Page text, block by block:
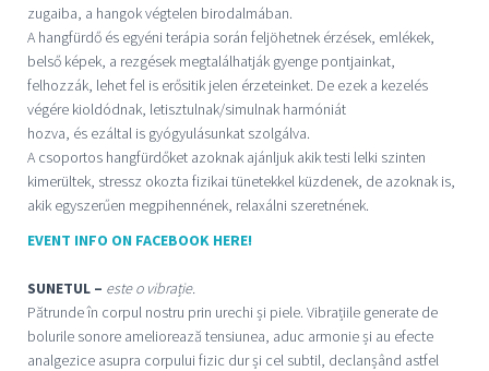
zugaiba, a hangok végtelen birodalmában.
A hangfürdő és egyéni terápia során feljöhetnek érzések, emlékek,
belső képek, a rezgések megtalálhatják gyenge pontjainkat,
felhozzák, lehet fel is erősitik jelen érzeteinket. De ezek a kezelés
végére kioldódnak, letisztulnak/simulnak harmóniát
hozva, és ezáltal is gyógyulásunkat szolgálva.
A csoportos hangfürdőket azoknak ajánljuk akik testi lelki szinten
kimerültek, stressz okozta fizikai tünetekkel küzdenek, de azoknak is,
akik egyszerűen megpihennének, relaxálni szeretnének.
EVENT INFO ON FACEBOOK HERE!
SUNETUL – este o vibrație.
Pătrunde în corpul nostru prin urechi și piele. Vibrațiile generate de
bolurile sonore ameliorează tensiunea, aduc armonie și au efecte
analgezice asupra corpului fizic dur și cel subtil, declanșând astfel